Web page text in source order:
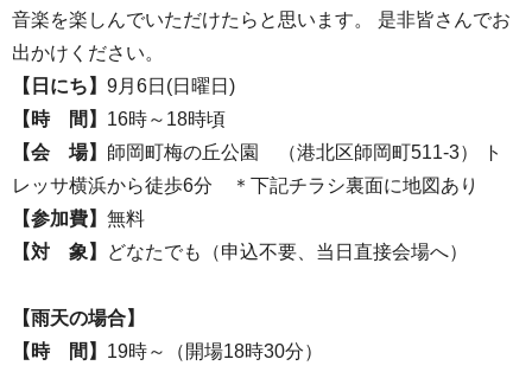
音楽を楽しんでいただけたらと思います。 是非皆さんでお
出かけください。
【日にち】 9月6日(日曜日)
【時 間】 16時～18時頃
【会 場】 師岡町梅の丘公園 （港北区師岡町511-3） ト
レッサ横浜から徒歩6分 ＊下記チラシ裏面に地図あり
【参加費】 無料
【対 象】
どなたでも（申込不要、当日直接会場へ）
【雨天の場合】
【時 間】 19時～（開場18時30分）